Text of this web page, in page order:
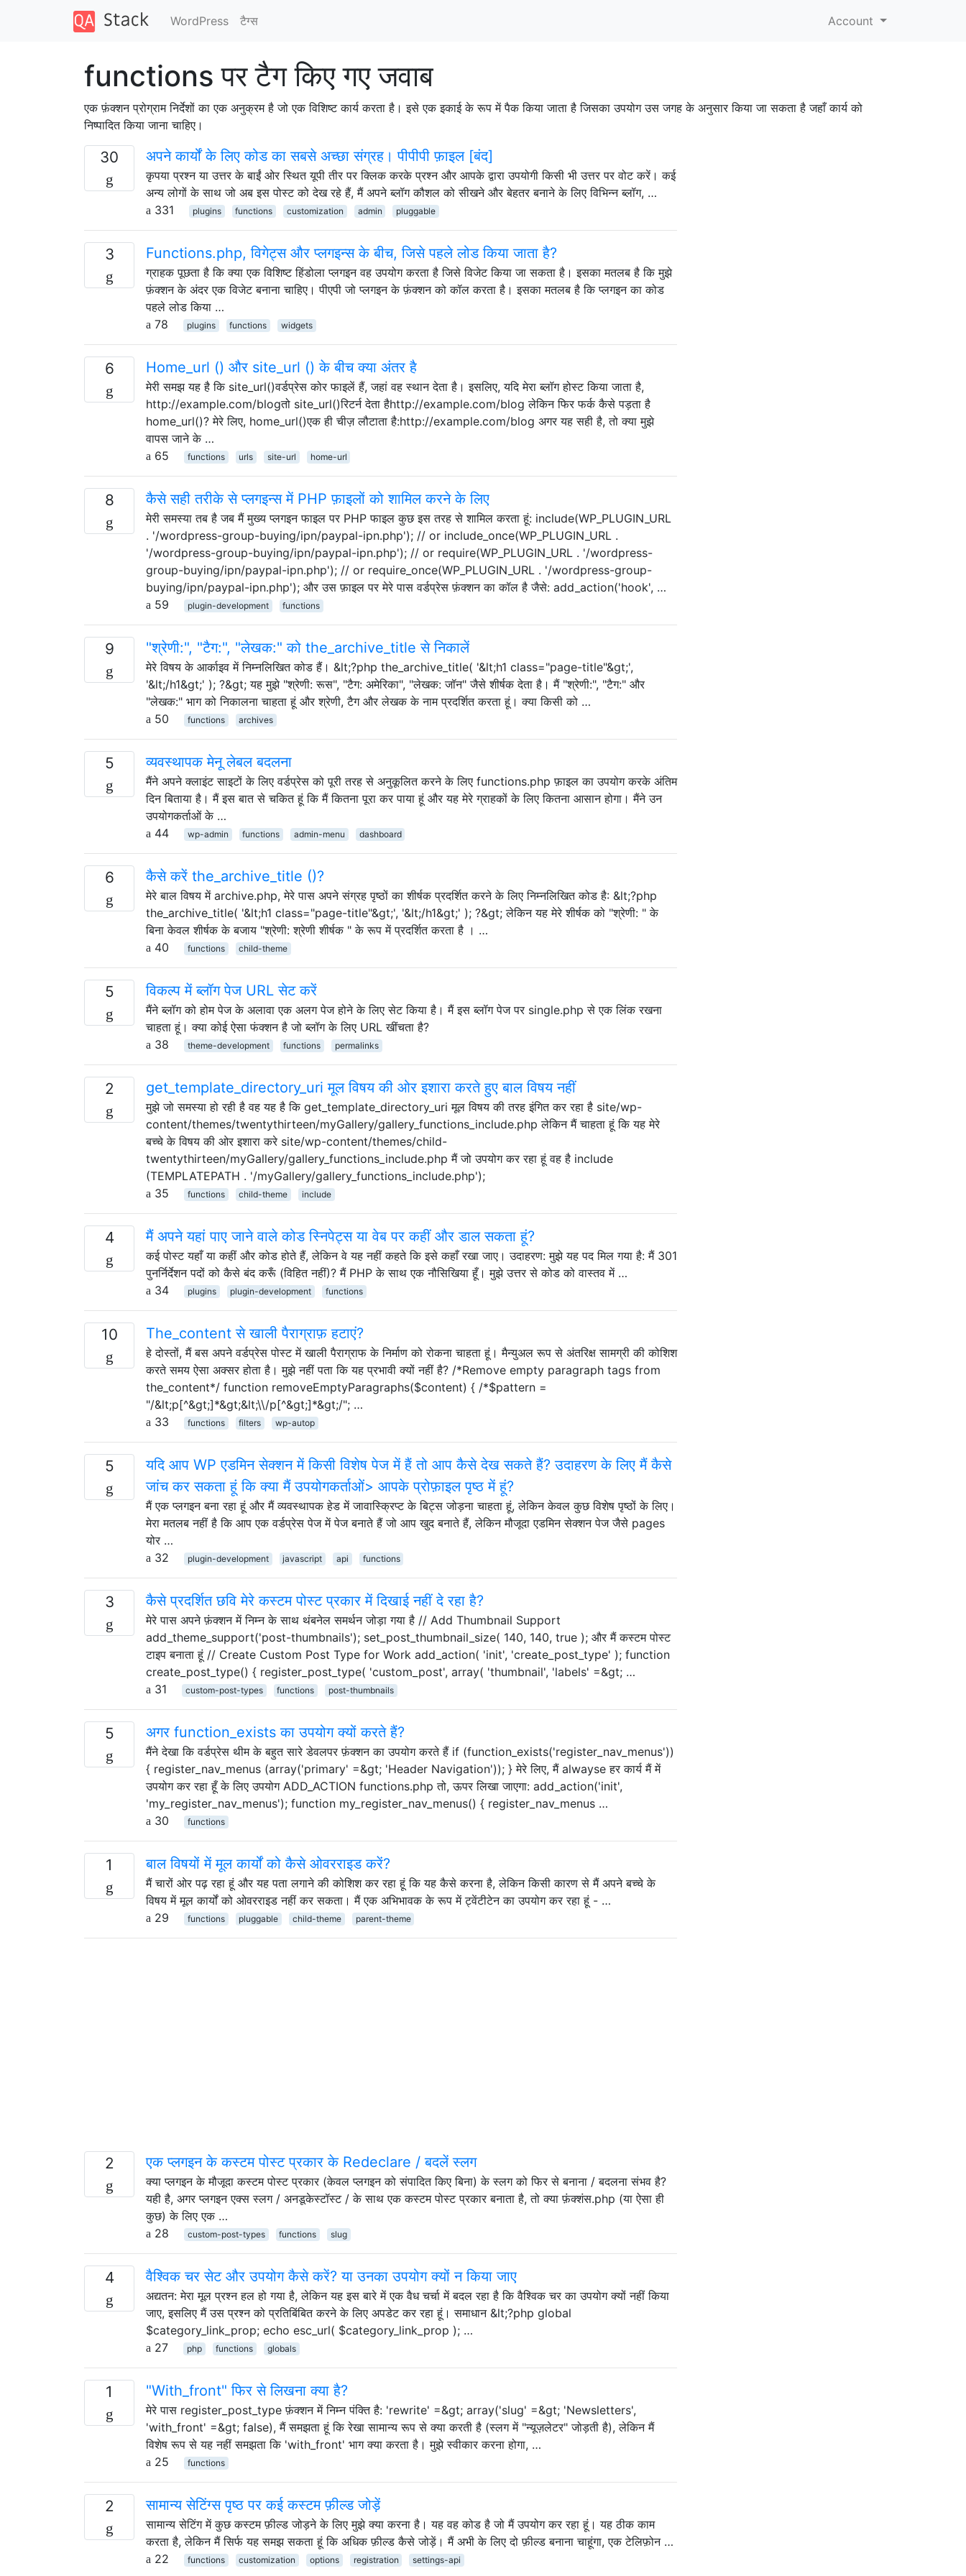
WordPress टैग्‍स Account
functions पर टैग किए गए जवाब
एक फ़ंक्शन प्रोग्राम निर्देशों का एक अनुक्रम है जो एक विशिष्ट कार्य करता है। इसे एक इकाई के रूप में पैक किया जाता है जिसका उपयोग उस जगह के अनुसार किया जा सकता है जहाँ कार्य को
निष्पादित किया जाना चाहिए।
30 अपने कार्यों के लिए कोड का सबसे अच्छा संग्रह। पीपीपी फ़ाइल [बंद]
कृपया प्रश्न या उत्तर के बाईं ओर स्थित यूपी तीर पर क्लिक करके प्रश्न और आपके द्वारा उपयोगी किसी भी उत्तर पर वोट करें। कई
अन्य लोगों के साथ जो अब इस पोस्ट को देख रहे हैं, मैं अपने ब्लॉग कौशल को सीखने और बेहतर बनाने के लिए विभिन्न ब्लॉग, …
331
plugins functions customization admin pluggable
3 Functions.php, विगेट्स और प्लगइन्स के बीच, जिसे पहले लोड किया जाता है?
ग्राहक पूछता है कि क्या एक विशिष्ट हिंडोला प्लगइन वह उपयोग करता है जिसे विजेट किया जा सकता है। इसका मतलब है कि मुझे
फ़ंक्शन के अंदर एक विजेट बनाना चाहिए। पीएपी जो प्लगइन के फ़ंक्शन को कॉल करता है। इसका मतलब है कि प्लगइन का कोड
पहले लोड किया …
78
plugins functions widgets
6 Home_url () और site_url () के बीच क्या अंतर है
मेरी समझ यह है कि site_url()वर्डप्रेस कोर फाइलें हैं, जहां वह स्थान देता है। इसलिए, यदि मेरा ब्लॉग होस्ट किया जाता है,
http://example.com/blogतो site_url()रिटर्न देता हैhttp://example.com/blog लेकिन फिर फर्क कैसे पड़ता है
home_url()? मेरे लिए, home_url()एक ही चीज़ लौटाता है:http://example.com/blog अगर यह सही है, तो क्या मुझे
वापस जाने के …
65
functions urls site-url home-url
8 कैसे सही तरीके से प्लगइन्स में PHP फ़ाइलों को शामिल करने के लिए
मेरी समस्या तब है जब मैं मुख्य प्लगइन फाइल पर PHP फाइल कुछ इस तरह से शामिल करता हूं: include(WP_PLUGIN_URL
. '/wordpress-group-buying/ipn/paypal-ipn.php'); // or include_once(WP_PLUGIN_URL .
'/wordpress-group-buying/ipn/paypal-ipn.php'); // or require(WP_PLUGIN_URL . '/wordpress-
group-buying/ipn/paypal-ipn.php'); // or require_once(WP_PLUGIN_URL . '/wordpress-group-
buying/ipn/paypal-ipn.php'); और उस फ़ाइल पर मेरे पास वर्डप्रेस फ़ंक्शन का कॉल है जैसे: add_action('hook', …
59
plugin-development functions
9 "श्रेणी:", "टैग:", "लेखक:" को the_archive_title से निकालें
मेरे विषय के आर्काइव में निम्नलिखित कोड हैं। &lt;?php the_archive_title( '&lt;h1 class="page-title"&gt;',
'&lt;/h1&gt;' ); ?&gt; यह मुझे "श्रेणी: रूस", "टैग: अमेरिका", "लेखक: जॉन" जैसे शीर्षक देता है। मैं "श्रेणी:", "टैग:" और
"लेखक:" भाग को निकालना चाहता हूं और श्रेणी, टैग और लेखक के नाम प्रदर्शित करता हूं। क्या किसी को …
50
functions archives
5 व्यवस्थापक मेनू लेबल बदलना
मैंने अपने क्लाइंट साइटों के लिए वर्डप्रेस को पूरी तरह से अनुकूलित करने के लिए functions.php फ़ाइल का उपयोग करके अंतिम
दिन बिताया है। मैं इस बात से चकित हूं कि मैं कितना पूरा कर पाया हूं और यह मेरे ग्राहकों के लिए कितना आसान होगा। मैंने उन
उपयोगकर्ताओं के …
44
wp-admin functions admin-menu dashboard
6 कैसे करें the_archive_title ()?
मेरे बाल विषय में archive.php, मेरे पास अपने संग्रह पृष्ठों का शीर्षक प्रदर्शित करने के लिए निम्नलिखित कोड है: &lt;?php
the_archive_title( '&lt;h1 class="page-title"&gt;', '&lt;/h1&gt;' ); ?&gt; लेकिन यह मेरे शीर्षक को "श्रेणी: " के
बिना केवल शीर्षक के बजाय "श्रेणी: श्रेणी शीर्षक " के रूप में प्रदर्शित करता है । …
40
functions child-theme
5 विकल्प में ब्लॉग पेज URL सेट करें
मैंने ब्लॉग को होम पेज के अलावा एक अलग पेज होने के लिए सेट किया है। मैं इस ब्लॉग पेज पर single.php से एक लिंक रखना
चाहता हूं। क्या कोई ऐसा फंक्शन है जो ब्लॉग के लिए URL खींचता है?
38
theme-development functions permalinks
2 get_template_directory_uri मूल विषय की ओर इशारा करते हुए बाल विषय नहीं
मुझे जो समस्या हो रही है वह यह है कि get_template_directory_uri मूल विषय की तरह इंगित कर रहा है site/wp-
content/themes/twentythirteen/myGallery/gallery_functions_include.php लेकिन मैं चाहता हूं कि यह मेरे
बच्चे के विषय की ओर इशारा करे site/wp-content/themes/child-
twentythirteen/myGallery/gallery_functions_include.php मैं जो उपयोग कर रहा हूं वह है include
(TEMPLATEPATH . '/myGallery/gallery_functions_include.php');
35
functions child-theme include
4 मैं अपने यहां पाए जाने वाले कोड स्निपेट्स या वेब पर कहीं और डाल सकता हूं?
कई पोस्ट यहाँ या कहीं और कोड होते हैं, लेकिन वे यह नहीं कहते कि इसे कहाँ रखा जाए। उदाहरण: मुझे यह पद मिल गया है: मैं 301
पुनर्निर्देशन पदों को कैसे बंद करूँ (विहित नहीं)? मैं PHP के साथ एक नौसिखिया हूँ। मुझे उत्तर से कोड को वास्तव में …
34
plugins plugin-development functions
10 The_content से खाली पैराग्राफ़ हटाएं?
हे दोस्तों, मैं बस अपने वर्डप्रेस पोस्ट में खाली पैराग्राफ के निर्माण को रोकना चाहता हूं। मैन्युअल रूप से अंतरिक्ष सामग्री की कोशिश
करते समय ऐसा अक्सर होता है। मुझे नहीं पता कि यह प्रभावी क्यों नहीं है? /*Remove empty paragraph tags from
the_content*/ function removeEmptyParagraphs($content) { /*$pattern =
"/&lt;p[^&gt;]*&gt;&lt;\\/p[^&gt;]*&gt;/"; …
33
functions filters wp-autop
5
यदि आप WP एडमिन सेक्शन में किसी विशेष पेज में हैं तो आप कैसे देख सकते हैं? उदाहरण के लिए मैं कैसे
जांच कर सकता हूं कि क्या मैं उपयोगकर्ताओं> आपके प्रोफ़ाइल पृष्ठ में हूं?
मैं एक प्लगइन बना रहा हूं और मैं व्यवस्थापक हेड में जावास्क्रिप्ट के बिट्स जोड़ना चाहता हूं, लेकिन केवल कुछ विशेष पृष्ठों के लिए।
मेरा मतलब नहीं है कि आप एक वर्डप्रेस पेज में पेज बनाते हैं जो आप खुद बनाते हैं, लेकिन मौजूदा एडमिन सेक्शन पेज जैसे pages
योर …
32
plugin-development javascript api functions
3 कैसे प्रदर्शित छवि मेरे कस्टम पोस्ट प्रकार में दिखाई नहीं दे रहा है?
मेरे पास अपने फ़ंक्शन में निम्न के साथ थंबनेल समर्थन जोड़ा गया है // Add Thumbnail Support
add_theme_support('post-thumbnails'); set_post_thumbnail_size( 140, 140, true ); और मैं कस्टम पोस्ट
टाइप बनाता हूं // Create Custom Post Type for Work add_action( 'init', 'create_post_type' ); function
create_post_type() { register_post_type( 'custom_post', array( 'thumbnail', 'labels' =&gt; …
31
custom-post-types functions post-thumbnails
5 अगर function_exists का उपयोग क्यों करते हैं?
मैंने देखा कि वर्डप्रेस थीम के बहुत सारे डेवलपर फ़ंक्शन का उपयोग करते हैं if (function_exists('register_nav_menus'))
{ register_nav_menus (array('primary' =&gt; 'Header Navigation')); } मेरे लिए, मैं alwayse हर कार्य मैं में
उपयोग कर रहा हूँ के लिए उपयोग ADD_ACTION functions.php तो, ऊपर लिखा जाएगा: add_action('init',
'my_register_nav_menus'); function my_register_nav_menus() { register_nav_menus …
30
functions
1 बाल विषयों में मूल कार्यों को कैसे ओवरराइड करें?
मैं चारों ओर पढ़ रहा हूं और यह पता लगाने की कोशिश कर रहा हूं कि यह कैसे करना है, लेकिन किसी कारण से मैं अपने बच्चे के
विषय में मूल कार्यों को ओवरराइड नहीं कर सकता। मैं एक अभिभावक के रूप में ट्वेंटीटेन का उपयोग कर रहा हूं - …
29
functions pluggable child-theme parent-theme
2 एक प्लगइन के कस्टम पोस्ट प्रकार के Redeclare / बदलें स्लग
क्या प्लगइन के मौजूदा कस्टम पोस्ट प्रकार (केवल प्लगइन को संपादित किए बिना) के स्लग को फिर से बनाना / बदलना संभव है?
यही है, अगर प्लगइन एक्स स्लग / अनडूकेस्टॉस्ट / के साथ एक कस्टम पोस्ट प्रकार बनाता है, तो क्या फ़ंक्शंस.php (या ऐसा ही
कुछ) के लिए एक …
28
custom-post-types functions slug
4 वैश्विक चर सेट और उपयोग कैसे करें? या उनका उपयोग क्यों न किया जाए
अद्यतन: मेरा मूल प्रश्न हल हो गया है, लेकिन यह इस बारे में एक वैध चर्चा में बदल रहा है कि वैश्विक चर का उपयोग क्यों नहीं किया
जाए, इसलिए मैं उस प्रश्न को प्रतिबिंबित करने के लिए अपडेट कर रहा हूं। समाधान &lt;?php global
$category_link_prop; echo esc_url( $category_link_prop ); …
27
php functions globals
1 "With_front" फिर से लिखना क्या है?
मेरे पास register_post_type फ़ंक्शन में निम्न पंक्ति है: 'rewrite' =&gt; array('slug' =&gt; 'Newsletters',
'with_front' =&gt; false), मैं समझता हूं कि रेखा सामान्य रूप से क्या करती है (स्लग में "न्यूज़लेटर" जोड़ती है), लेकिन मैं
विशेष रूप से यह नहीं समझता कि 'with_front' भाग क्या करता है। मुझे स्वीकार करना होगा, …
25
functions
2 सामान्य सेटिंग्स पृष्ठ पर कई कस्टम फ़ील्ड जोड़ें
सामान्य सेटिंग में कुछ कस्टम फ़ील्ड जोड़ने के लिए मुझे क्या करना है। यह वह कोड है जो मैं उपयोग कर रहा हूं। यह ठीक काम
करता है, लेकिन मैं सिर्फ यह समझ सकता हूं कि अधिक फ़ील्ड कैसे जोड़ें। मैं अभी के लिए दो फ़ील्ड बनाना चाहूंगा, एक टेलिफ़ोन …
22
functions customization options registration settings-api